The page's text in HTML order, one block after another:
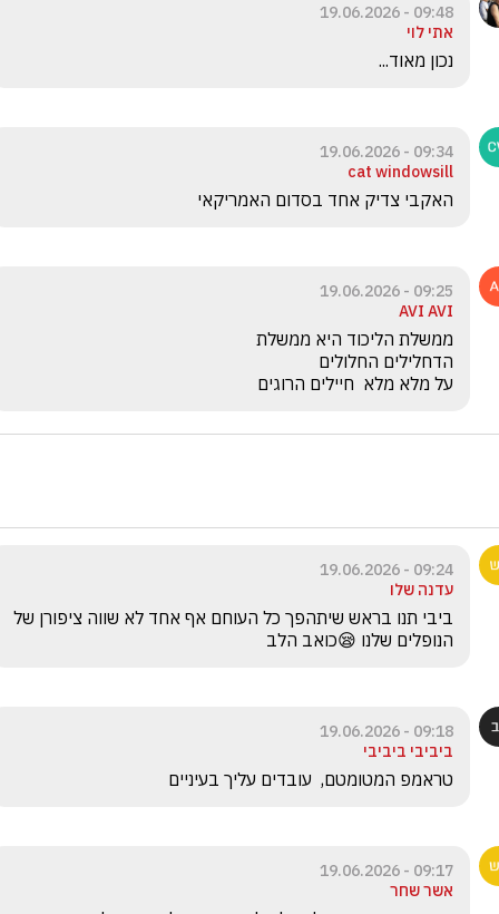
09:48 - 19.06.2026
אתי לוי
נכון מאוד...
09:34 - 19.06.2026
cat windowsill
האקבי צדיק אחד בסדום האמריקאי
09:25 - 19.06.2026
AVI AVI
על מלא מלא  חיילים הרוגים
09:24 - 19.06.2026
עדנה שלו
הנופלים שלנו 😪כואב הלב
09:18 - 19.06.2026
ביביבי ביביבי
טראמפ המטומטם,  עובדים עליך בעיניים
09:17 - 19.06.2026
אשר שחר